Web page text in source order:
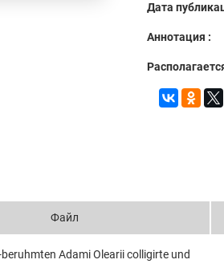
Дата
Аннотация :
Файл
beruhmten Adami Olearii colligirte und